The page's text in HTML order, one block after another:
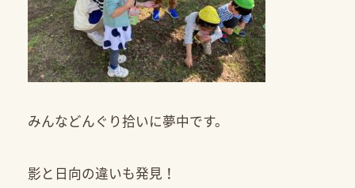
みんなどんぐり拾いに夢中です。
影と日向の違いも発見！